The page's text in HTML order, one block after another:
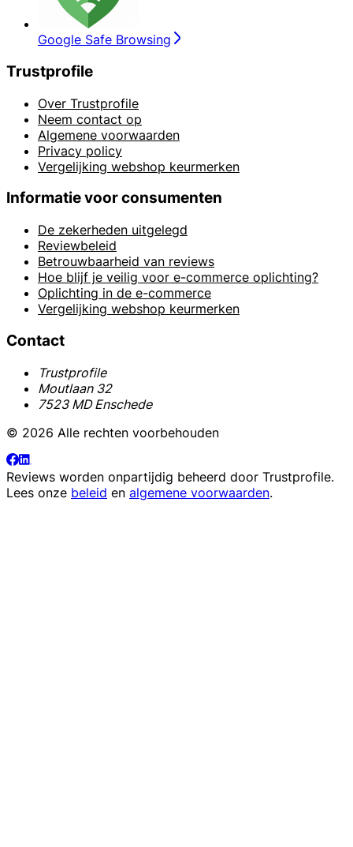
Google Safe Browsing
Trustprofile
Over Trustprofile
Neem contact op
Algemene voorwaarden
Privacy policy
Vergelijking webshop keurmerken
Informatie voor consumenten
De zekerheden uitgelegd
Reviewbeleid
Betrouwbaarheid van reviews
Hoe blijf je veilig voor e-commerce oplichting?
Oplichting in de e-commerce
Vergelijking webshop keurmerken
Contact
Trustprofile
Moutlaan 32
7523 MD Enschede
© 2026 Alle rechten voorbehouden
Reviews worden onpartijdig beheerd door Trustprofile.
Lees onze beleid en algemene voorwaarden.